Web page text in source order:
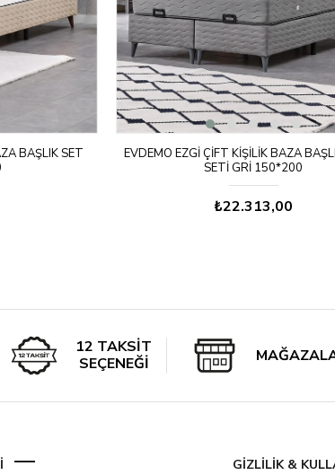
BAŞLIK SET
EVDEMO EZGI ÇIFT KIŞILIK BAZA
SETI GRI 150*200
₺22.313,00
12 TAKSİT
SEÇENEĞİ
GİZLİLİK &